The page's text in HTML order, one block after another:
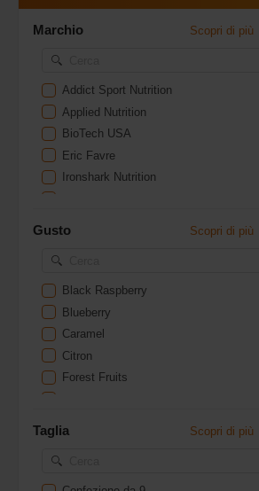
Marchio Scopri di più
Addict Sport Nutrition
Applied Nutrition
BioTech USA
Eric Favre
Ironshark Nutrition
Nutraclear
Olimp Sport Nutrition
Optimum Nutrition
Pronutrition
QNT
Scitec Nutrition
Yam Nutrition
Gusto Scopri di più
Black Raspberry
Blueberry
Caramel
Citron
Forest Fruits
Fruits des Bois
Gusto neutro
Taglia Scopri di più